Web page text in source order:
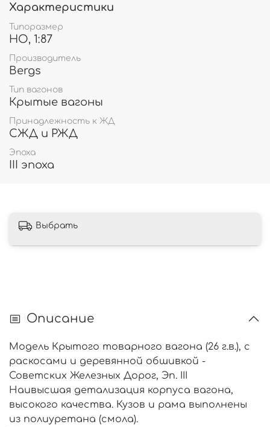
Характеристики
Типоразмер
HO, 1:87
Производитель
Bergs
Тип вагонов
Крытые вагоны
Принадлежность к ЖД
СЖД и РЖД
Эпоха
III эпоха
Выбрать
Описание
Модель Крытого товарного вагона (26 г.в.), с
раскосами и деревянной обшивкой -
Советских Железных Дорог, Эп. III
Наивысшая детализация корпуса вагона,
высокого качества. Кузов и рама выполнены
из полиуретана (смола).